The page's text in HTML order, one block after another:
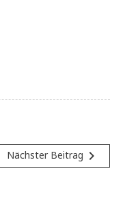
Nächster Beitrag navigate_next